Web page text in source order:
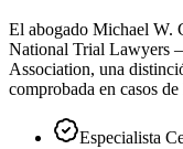
El abogado Michael W.
National Trial Lawyers
Association, una
comprobada en casos
Especialista